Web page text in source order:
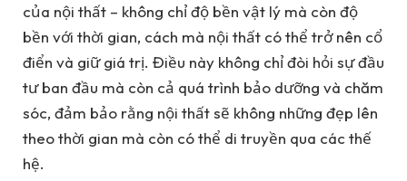
của nội thất – không chỉ độ bền vật lý mà còn độ
bền với thời gian, cách mà nội thất có thể trở nên cổ
điển và giữ giá trị. Điều này không chỉ đòi hỏi sự đầu
tư ban đầu mà còn cả quá trình bảo dưỡng và chăm
sóc, đảm bảo rằng nội thất sẽ không những đẹp lên
theo thời gian mà còn có thể di truyền qua các thế
hệ.